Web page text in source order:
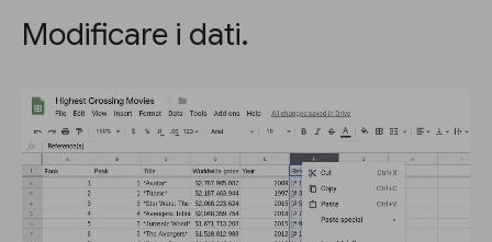
Modificare i dati.